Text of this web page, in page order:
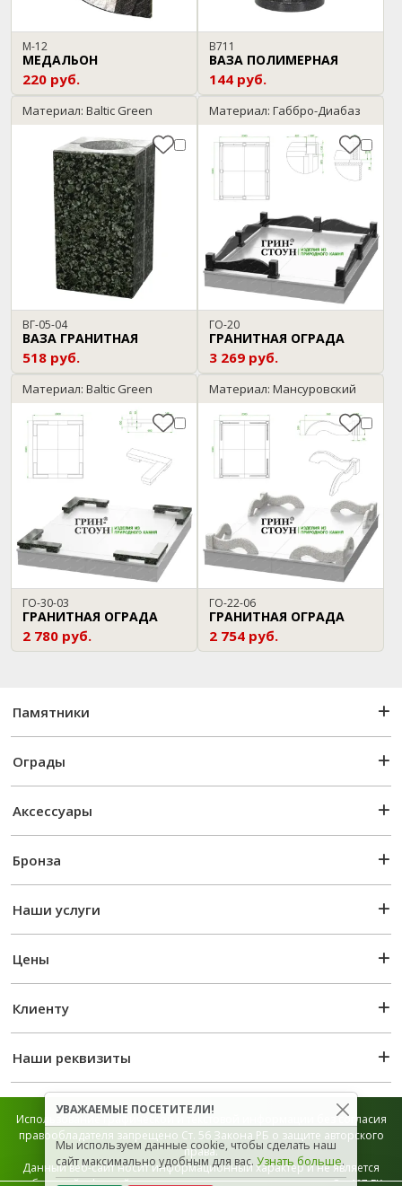
М-12
МЕДАЛЬОН
220 руб.
В711
ВАЗА ПОЛИМЕРНАЯ
144 руб.
Материал: Baltic Green
ВГ-05-04
ВАЗА ГРАНИТНАЯ
518 руб.
Материал: Габбро-Диабаз
ГО-20
ГРАНИТНАЯ ОГРАДА
3 269 руб.
Материал: Baltic Green
ГО-30-03
ГРАНИТНАЯ ОГРАДА
2 780 руб.
Материал: Мансуровский
ГО-22-06
ГРАНИТНАЯ ОГРАДА
2 754 руб.
Памятники
Ограды
Аксессуары
Бронза
Наши услуги
Цены
Клиенту
Наши реквизиты
Использование графической и текстовой информации без согласия
правообладателя запрещено Ст. 56 Закона РБ о защите авторского
права.
Данный веб-сайт носит информационный характер и не является
УВАЖАЕМЫЕ ПОСЕТИТЕЛИ!
Мы используем данные cookie, чтобы сделать наш
сайт максимально удобным для вас. Узнать больше.